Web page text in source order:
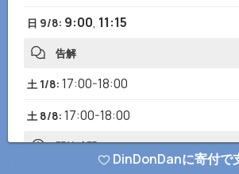
日 9/8: 9:00, 11:15
告解
土 1/8: 17:00-18:00
土 8/8: 17:00-18:00
開館時間
DinDonDanに寄付で